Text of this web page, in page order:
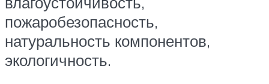
пожаробезопасность,
натуральность компонентов,
экологичность.